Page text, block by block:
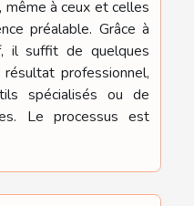
même à ceux et celles
préalable. Grâce à
il suffit de quelques
professionnel,
spécialisés ou de
Le processus est